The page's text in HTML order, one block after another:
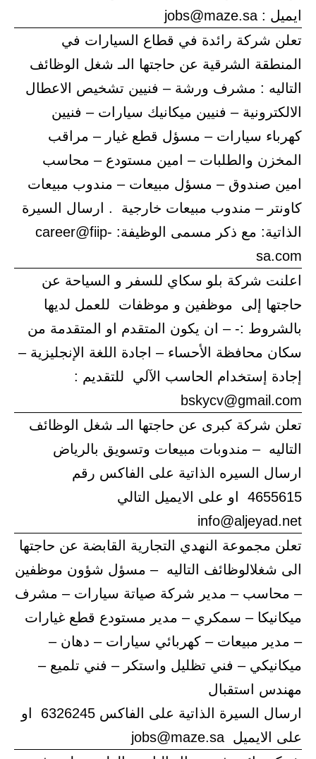
ايميل : jobs@maze.sa
تعلن شركة رائدة في قطاع السيارات في
المنطقة الشرقية عن حاجتها الىـ شغل الوظائف
التاليه : مشرف ورشة – فنيين تشخيص الاعطال
الالكترونية – فنيين ميكانيك سيارات – فنيين
كهرباء سيارات – مسؤل قطع غيار – مراقب
المخزن والطلبات – امين مستودع – محاسب
امين صندوق – مسؤل مبيعات – مندوب مبيعات
كاونتر – مندوب مبيعات خارجية . ارسال السيرة
الذاتية: مع ذكر مسمى الوظيفة: career@fiip-
sa.com
اعلنت شركة بلو سكاي للسفر و السياحة عن
حاجتها إلى موظفين و موظفات للعمل لديها
بالشروط :- – ان يكون المتقدم او المتقدمة من
سكان محافظة الأحساء – اجادة اللغة الإنجليزية –
إجادة إستخدام الحاسب الآلي للتقديم :
bskycv@gmail.com
تعلن شركة كبرى عن حاجتها الىـ شغل الوظائف
التاليه – مندوبات مبيعات وتسويق بالرياض
ارسال السيره الذاتية على الفاكس رقم
4655615 او على الايميل التالي
info@aljeyad.net
تعلن مجموعة النهدي التجارية القابضة عن حاجتها
الى شغلالوظائف التاليه – مسؤل شؤون موظفين
– محاسب – مدير شركة صياتة سيارات – مشرف
ميكانيكا – سمكري – مدير مستودع قطع غيارات
– مدير مبيعات – كهربائي سيارات – دهان –
ميكانيكي – فني تظليل واستكر – فني تلميع –
مهندس استقبال
ارسال السيرة الذاتية على الفاكس 6326245 او
على الايميل jobs@maze.sa